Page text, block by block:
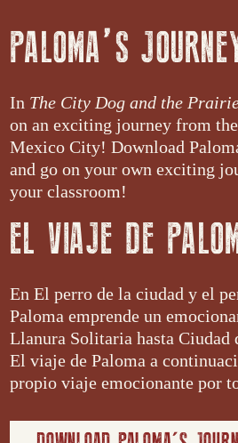
PALOMA’S
In The City Dog and the
on an exciting journey from
Mexico City! Download
and go on your own exciting
your classroom!
EL VIAJE DE
En El perro de la ciudad y el
Paloma emprende un
Llanura Solitaria hasta Ciudad
El viaje de Paloma a
propio viaje emocionante por